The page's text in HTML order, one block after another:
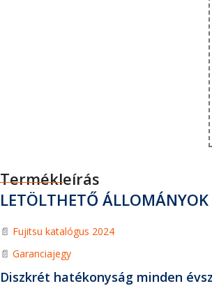
Termékleírás
LETÖLTHETŐ ÁLLOMÁNYOK
📄 Fujitsu katalógus 2024
📄 Garanciajegy
Diszkrét hatékonyság minden